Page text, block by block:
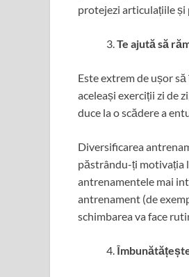
protejezi articulațiile și
Te ajută să
Este extrem de ușor
aceleași exerciții zi de
duce la o scădere a
Diversificarea
păstrându-ți motivația
antrenamentele mai
antrenament (de
schimbarea va face